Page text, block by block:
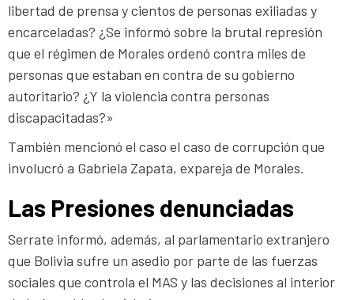
libertad de prensa y cientos de personas exiliadas y
encarceladas? ¿Se informó sobre la brutal represión
que el régimen de Morales ordenó contra miles de
personas que estaban en contra de su gobierno
autoritario? ¿Y la violencia contra personas
discapacitadas?»
También mencionó el caso el caso de corrupción que
involucró a Gabriela Zapata, expareja de Morales.
Las Presiones denunciadas
Serrate informó, además, al parlamentario extranjero
que Bolivia sufre un asedio por parte de las fuerzas
sociales que controla el MAS y las decisiones al interior